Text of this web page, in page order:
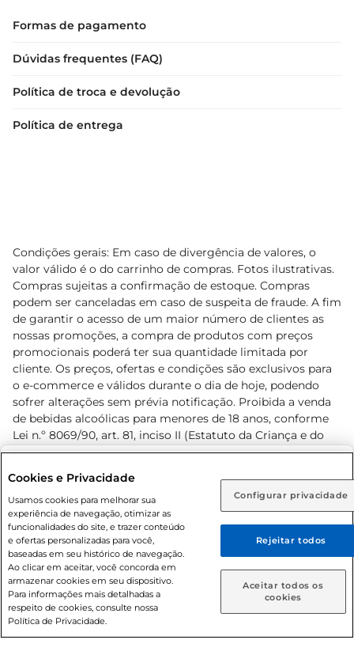
Rio de Janeiro (RJ) Goiás (GO)
Ou
Caso queira comprar online, informe como deseja receber
suas compras:
Entrega em casa Retire em Loja
Formas de pagamento
Dúvidas frequentes (FAQ)
Política de troca e devolução
Política de entrega
Condições gerais: Em caso de divergência de valores, o
valor válido é o do carrinho de compras. Fotos ilustrativas.
Compras sujeitas a confirmação de estoque. Compras
podem ser canceladas em caso de suspeita de fraude. A fim
de garantir o acesso de um maior número de clientes as
nossas promoções, a compra de produtos com preços
promocionais poderá ter sua quantidade limitada por
cliente. Os preços, ofertas e condições são exclusivos para
o e-commerce e válidos durante o dia de hoje, podendo
sofrer alterações sem prévia notificação. Proibida a venda
de bebidas alcoólicas para menores de 18 anos, conforme
Lei n.º 8069/90, art. 81, inciso II (Estatuto da Criança e do
Adolescente). Preços e condições exclusivos para o
prévio. O valor mínimo para as compras on-line é de R$
80,00.
© 2026 Copyright. Todos os direitos
reservados Prezunic.
Cookies e Privacidade
Usamos cookies para melhorar sua
experiência de navegação, otimizar as
funcionalidades do site, e trazer conteúdo
e ofertas personalizadas para você,
baseadas em seu histórico de navegação.
Ao clicar em aceitar, você concorda em
armazenar cookies em seu dispositivo.
Para informações mais detalhadas a
respeito de cookies, consulte nossa
Política de Privacidade.
Configurar privacidade
Rejeitar todos
Aceitar todos os
cookies